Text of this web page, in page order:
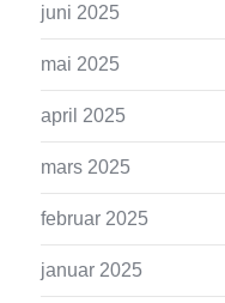
juni 2025
mai 2025
april 2025
mars 2025
februar 2025
januar 2025